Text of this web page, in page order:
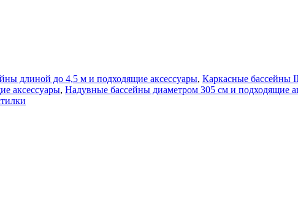
длиной до 4,5 м и подходящие аксессуары, Каркасные бассейны
аксессуары, Надувные бассейны диаметром 305 см и подходящие